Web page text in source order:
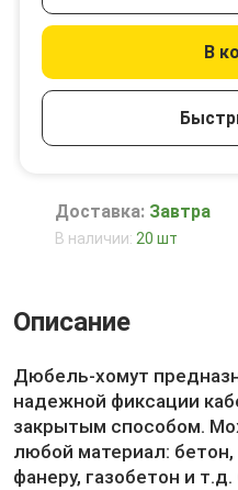
В
Доставка: Завтра
В наличии: 20 шт
Описание
Дюбель-хомут
надежной фиксации
закрытым способом.
любой материал:
фанеру, газобетон и